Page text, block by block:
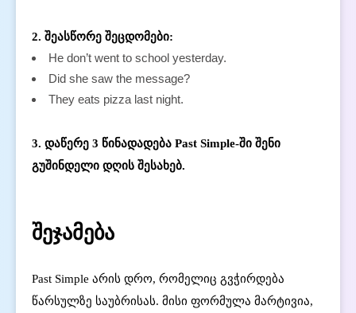
2. შეასწორე შეცდომები:
He don’t went to school yesterday.
Did she saw the message?
They eats pizza last night.
3. დაწერე 3 წინადადება Past Simple-ში შენი
გუშინდელი დღის შესახებ.
შეჯამება
Past Simple არის დრო, რომელიც გვჭირდება
წარსულზე საუბრისას. მისი ფორმულა მარტივია,